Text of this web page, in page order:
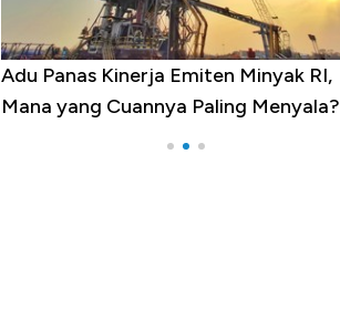
Adu Panas Kinerja Emiten Minyak RI,
Mana yang Cuannya Paling Menyala?